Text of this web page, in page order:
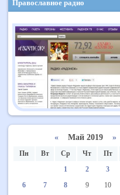
Православное радио
« Май 2019 »
Пн Вт Ср Чт Пт
1
2 3
6
7 8 9 10